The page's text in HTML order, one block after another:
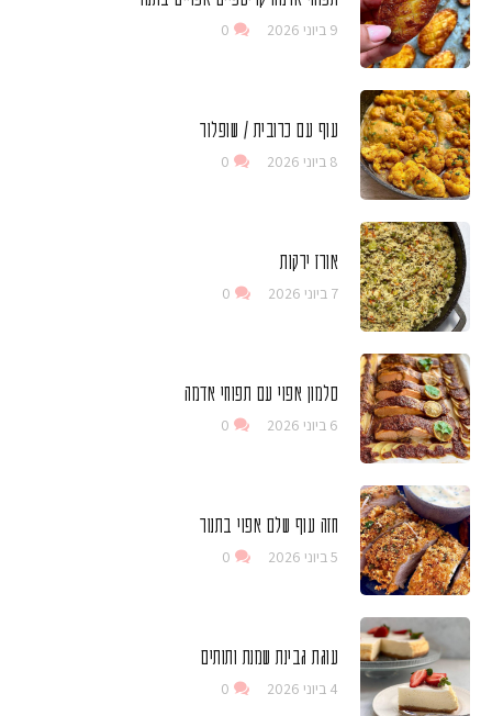
9 ביוני 2026 0
עוף עם כרובית / שופלור
8 ביוני 2026 0
אורז ירקות
7 ביוני 2026 0
סלמון אפוי עם תפוחי אדמה
6 ביוני 2026 0
חזה עוף שלם אפוי בתנור
5 ביוני 2026 0
עוגת גבינת שמנת ותותים
4 ביוני 2026 0